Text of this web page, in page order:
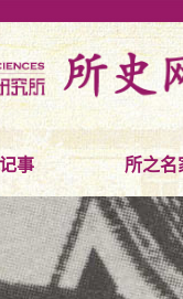
事 所之名